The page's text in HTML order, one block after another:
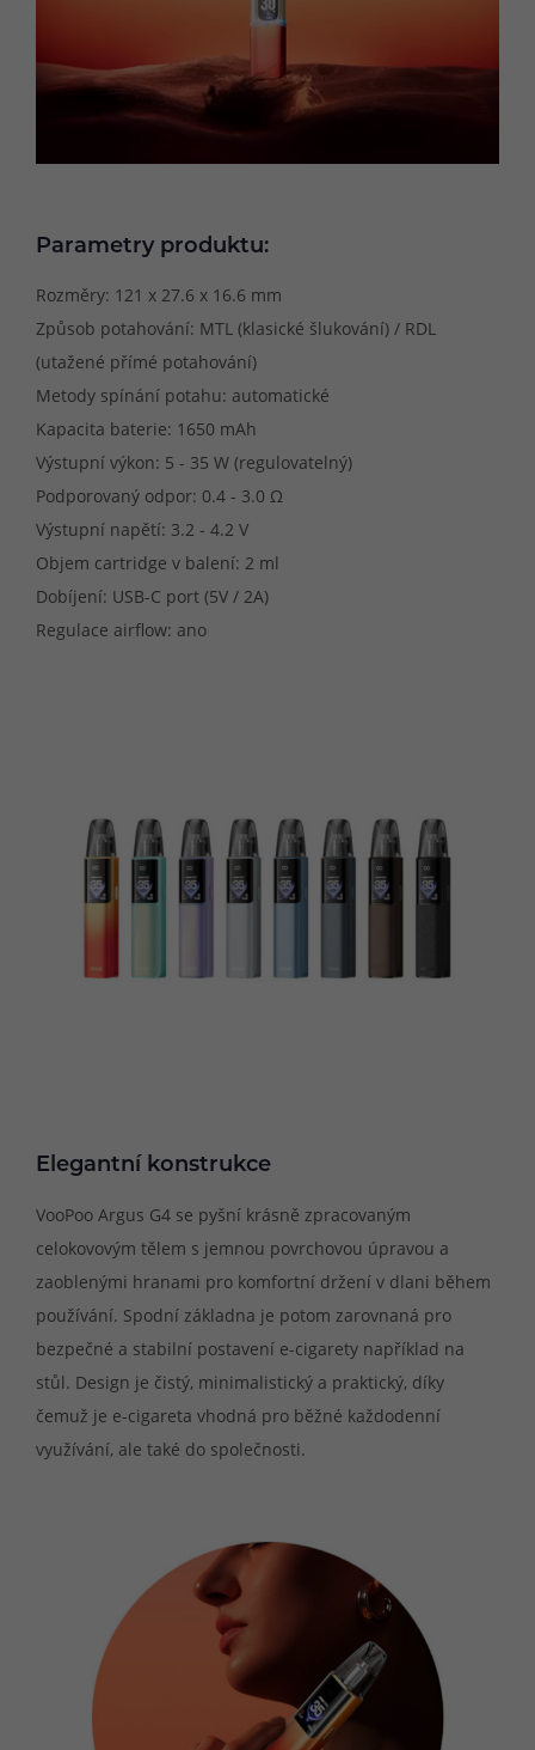
Parametry produktu:
Rozměry: 121 x 27.6 x 16.6 mm
Způsob potahování: MTL (klasické šlukování) / RDL
(utažené přímé potahování)
Metody spínání potahu: automatické
Kapacita baterie: 1650 mAh
Výstupní výkon: 5 - 35 W (regulovatelný)
Podporovaný odpor: 0.4 - 3.0 Ω
Výstupní napětí: 3.2 - 4.2 V
Objem cartridge v balení: 2 ml
Dobíjení: USB-C port (5V / 2A)
Regulace airflow: ano
Elegantní konstrukce
VooPoo Argus G4 se pyšní krásně zpracovaným
celokovovým tělem s jemnou povrchovou úpravou a
zaoblenými hranami pro komfortní držení v dlani během
používání. Spodní základna je potom zarovnaná pro
bezpečné a stabilní postavení e-cigarety například na
stůl. Design je čistý, minimalistický a praktický, díky
čemuž je e-cigareta vhodná pro běžné každodenní
využívání, ale také do společnosti.